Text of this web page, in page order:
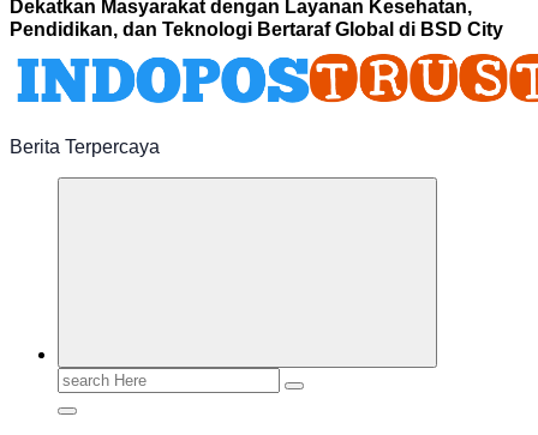
Dekatkan Masyarakat dengan Layanan Kesehatan,
Pendidikan, dan Teknologi Bertaraf Global di BSD City
Berita Terpercaya
Search